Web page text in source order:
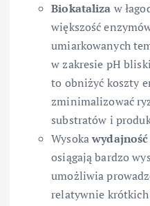
Biokataliza w
większość
umiarkowanych
w zakresie pH
to obniżyć koszty
zminimalizować
substratów i
Wysokawydajność
osiągają bardzo
umożliwia
relatywnie krótkich